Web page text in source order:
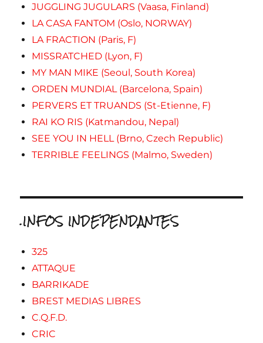
JUGGLING JUGULARS (Vaasa, Finland)
LA CASA FANTOM (Oslo, NORWAY)
LA FRACTION (Paris, F)
MISSRATCHED (Lyon, F)
MY MAN MIKE (Seoul, South Korea)
ORDEN MUNDIAL (Barcelona, Spain)
PERVERS ET TRUANDS (St-Etienne, F)
RAI KO RIS (Katmandou, Nepal)
SEE YOU IN HELL (Brno, Czech Republic)
TERRIBLE FEELINGS (Malmo, Sweden)
.INFOS INDEPENDANTES
325
ATTAQUE
BARRIKADE
BREST MEDIAS LIBRES
C.Q.F.D.
CRIC